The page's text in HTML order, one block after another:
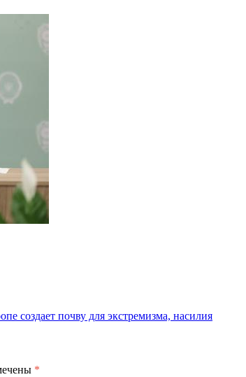
создает почву для экстремизма, насилия
*